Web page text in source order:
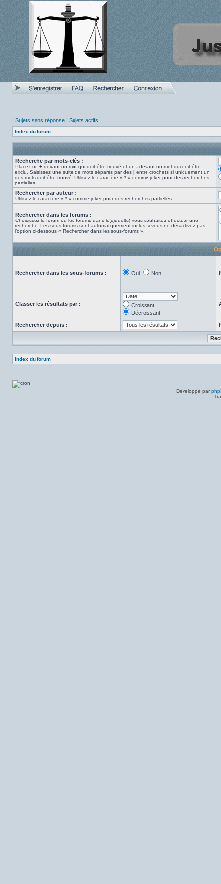
| Sujets sans réponse | Sujets actifs
Index du forum
Recherche par mots-clés :
Placez un + devant un mot qui doit être trouvé et un - devant un mot qui doit être
exclu. Saisissez une suite de mots séparés par des | entre crochets si uniquement un
des mots doit être trouvé. Utilisez le caractère « * » comme joker pour des recherches
partielles.
Rechercher par auteur :
Utilisez le caractère « * » comme joker pour des recherches partielles.
Rechercher dans les forums :
Choisissez le forum ou les forums dans le(s)quel(s) vous souhaitez effectuer une
recherche. Les sous-forums sont automatiquement inclus si vous ne désactivez pas
l’option ci-dessous « Rechercher dans les sous-forums ».
Rechercher dans les sous-forums : Oui Non
Classer les résultats par :
Croissant
Décroissant
Rechercher depuis :
Index du forum
Développé par